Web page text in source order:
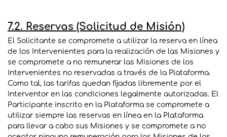
7.2. Reservas (Solicitud de Misión)
El Solicitante se compromete a utilizar la reserva en línea
de los Intervenientes para la realización de las Misiones y
se compromete a no remunerar las Misiones de los
Intervenientes no reservadas a través de la Plataforma.
Como tal, las tarifas quedan fijadas libremente por el
Interventor en las condiciones legalmente autorizadas. El
Participante inscrito en la Plataforma se compromete a
utilizar siempre las reservas en línea en la Plataforma
para llevar a cabo sus Misiones y se compromete a no